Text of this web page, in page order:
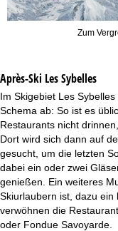
Zum
Après-Ski Les Sybelles
Im Skigebiet Les
Schema ab: So ist es
Restaurants nicht
Dort wird sich dann auf
gesucht, um die letzten
dabei ein oder zwei
genießen. Ein weiteres
Skiurlaubern ist, dazu ein
verwöhnen die
oder Fondue Savoyarde.